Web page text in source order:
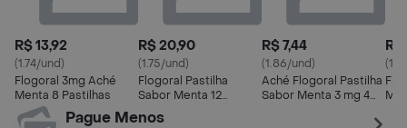
R$ 13,92
(1.74/und)
Flogoral 3mg Aché
Menta 8 Pastilhas
R$ 20,90
(1.75/und)
Flogoral Pastilha
Sabor Menta 12
R$ 7,44
(1.86/und)
Aché Flogoral Pastilha
Sabor Menta 3 mg 4
R$
Pague Menos